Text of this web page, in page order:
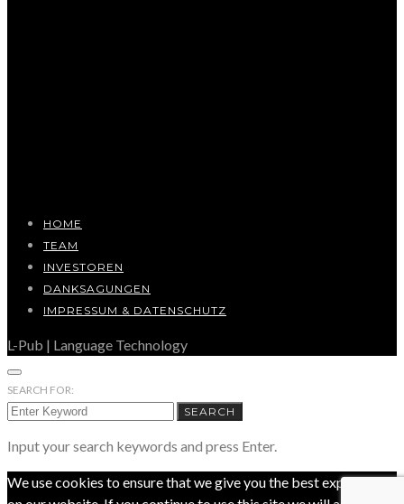
HOME
TEAM
INVESTOREN
DANKSAGUNGEN
IMPRESSUM & DATENSCHUTZ
L-Pub | Language Technology
SEARCH FOR:
SEARCH
Input your search keywords and press Enter.
We use cookies to ensure that we give you the best experience